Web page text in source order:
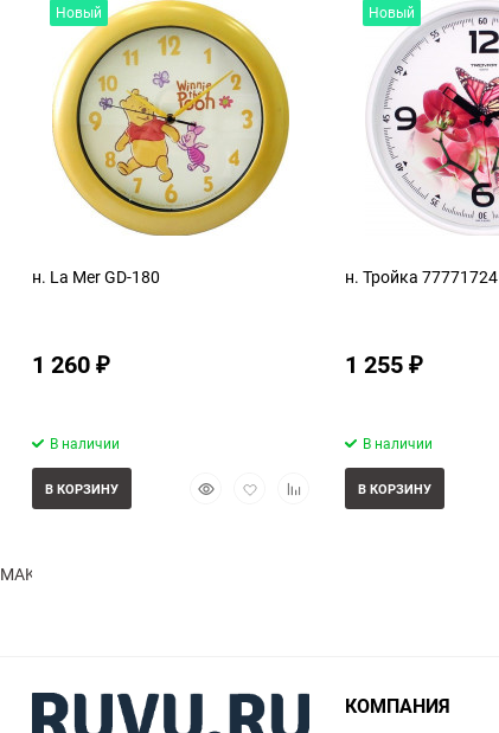
Новый
н. La Mer GD-180
1 260 ₽
В наличии
БыстрыйДобавитьДобавить
В КОРЗИНУ
Новый
н. Тройка 77771724
1 255 ₽
В наличии
В КОРЗИНУ
MAKNAMARA
КОМПАНИЯ